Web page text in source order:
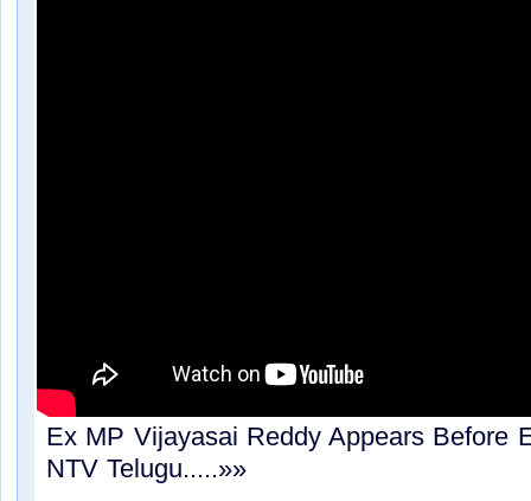
Ex MP Vijayasai Reddy Appears Before
NTV Telugu.....»»